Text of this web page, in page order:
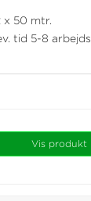
x 50 mtr.
tid 5-8
Vis produkt